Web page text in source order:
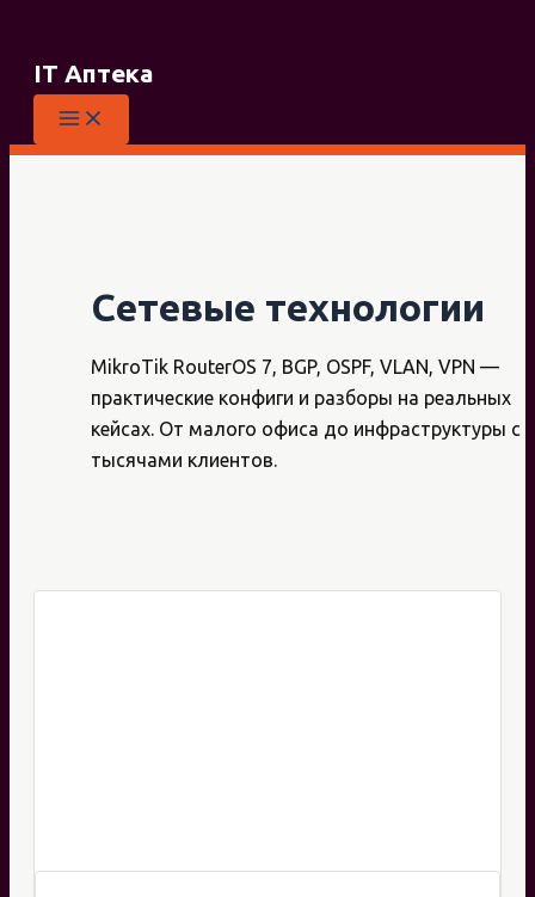
содержимому
IT Аптека
Сетевые технологии
MikroTik RouterOS 7, BGP, OSPF, VLAN, VPN —
практические конфиги и разборы на реальных
кейсах. От малого офиса до инфраструктуры с
тысячами клиентов.